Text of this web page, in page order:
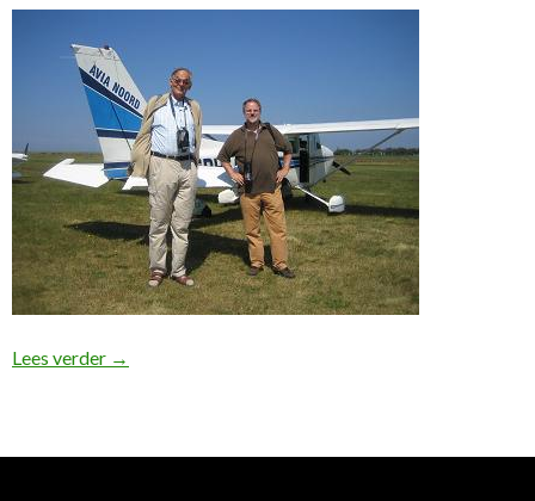
Lees verder Ameland 30 juni
→